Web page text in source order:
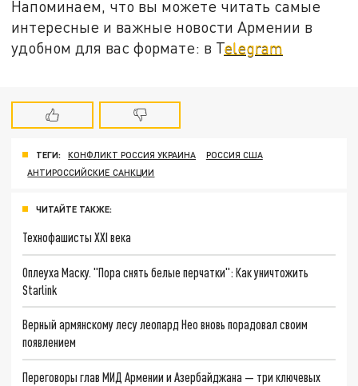
Напоминаем, что вы можете читать самые
интересные и важные новости Армении в
удобном для вас формате: в Telegram
ТЕГИ: КОНФЛИКТ РОССИЯ УКРАИНА
РОССИЯ США
АНТИРОССИЙСКИЕ САНКЦИИ
ЧИТАЙТЕ ТАКЖЕ:
Технофашисты XXI века
Оплеуха Маску. "Пора снять белые перчатки": Как уничтожить
Starlink
Верный армянскому лесу леопард Нео вновь порадовал своим
появлением
Переговоры глав МИД Армении и Азербайджана — три ключевых